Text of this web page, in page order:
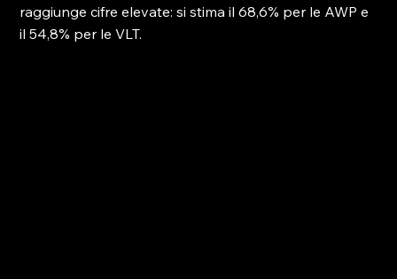
raggiunge cifre elevate: si stima il 68,6% per le AWP e
il 54,8% per le VLT.